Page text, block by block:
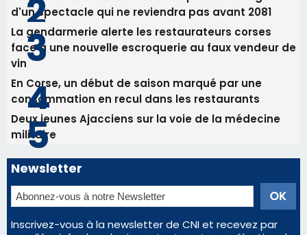
31/07/2026 08:22
82ème anniversaire de la disparition du
Commandant Antoine de Saint Exupery
Les plus lus
Satine Nomary est la nouvelle Miss Corse 2026
Éclipse du 12 août : la Corse aux premières loges
d'un spectacle qui ne reviendra pas avant 2081
La gendarmerie alerte les restaurateurs corses
face à une nouvelle escroquerie au faux vendeur de
vin